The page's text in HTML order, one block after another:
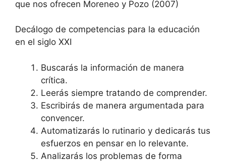
que nos ofrecen Moreneo y Pozo (2007)
Decálogo de competencias para la educación
en el siglo XXI
Buscarás la información de manera
crítica.
Leerás siempre tratando de comprender.
Escribirás de manera argumentada para
convencer.
Automatizarás lo rutinario y dedicarás tus
esfuerzos en pensar en lo relevante.
Analizarás los problemas de forma